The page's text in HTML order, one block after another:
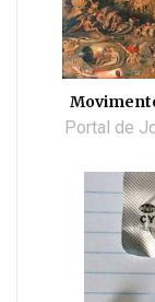
Portal de